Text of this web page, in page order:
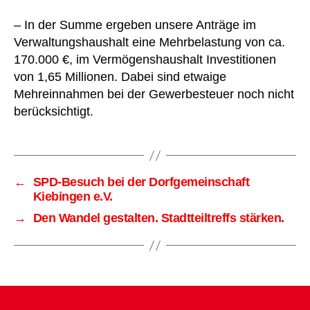
– In der Summe ergeben unsere Anträge im
Verwaltungshaushalt eine Mehrbelastung von ca.
170.000 €, im Vermögenshaushalt Investitionen
von 1,65 Millionen. Dabei sind etwaige
Mehreinnahmen bei der Gewerbesteuer noch nicht
berücksichtigt.
←
SPD-Besuch bei der Dorfgemeinschaft
Kiebingen e.V.
→
Den Wandel gestalten. Stadtteiltreffs stärken.